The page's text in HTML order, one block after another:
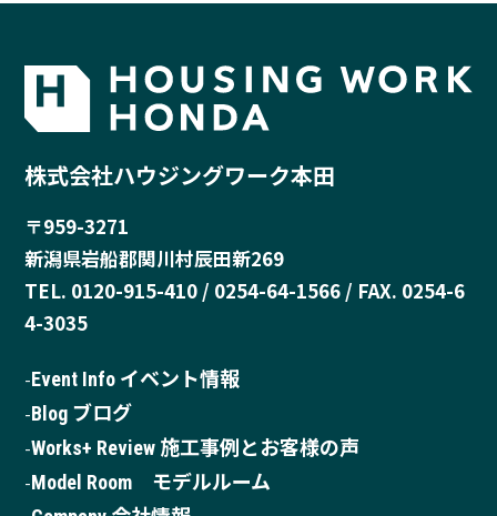
株式会社ハウジングワーク本田
〒959-3271
新潟県岩船郡関川村辰田新269
TEL. 0120-915-410 / 0254-64-1566 / FAX. 0254-6
4-3035
Event Info イベント情報
Blog ブログ
Works+ Review 施工事例とお客様の声
Model Room モデルルーム